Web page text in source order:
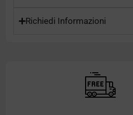
Richiedi Informazioni